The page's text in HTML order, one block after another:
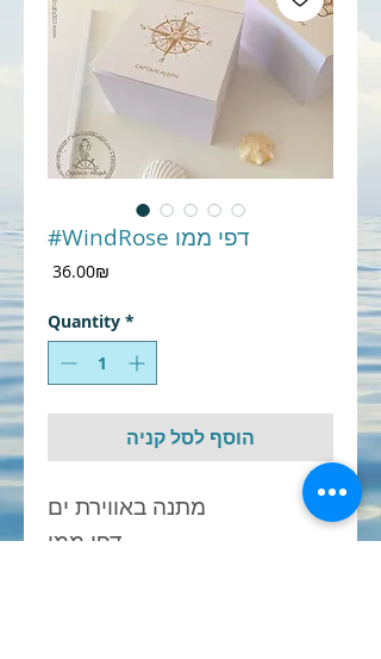
#WindRose דפי ממו
‏36.00 ‏₪
Quantity *
הוסף לסל קניה
מתנה באווירת ים
דפי ממו